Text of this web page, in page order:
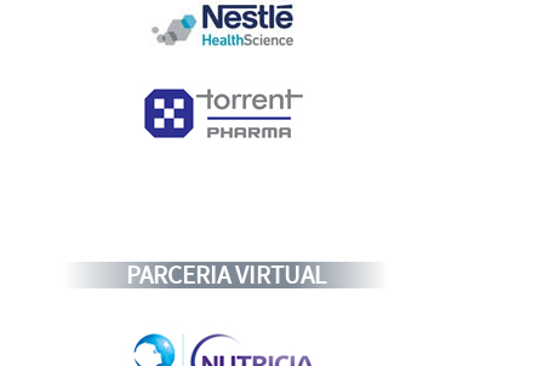
PARCERIA VIRTUAL